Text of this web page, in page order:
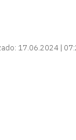
17.06.2024 |